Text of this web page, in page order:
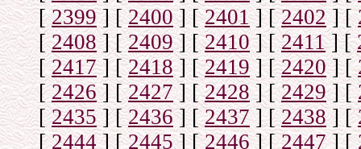
[2399] [2400] [2401] [2402] [
[2408] [2409] [2410] [2411] [
[2417] [2418] [2419] [2420] [
[2426] [2427] [2428] [2429] [
[2435] [2436] [2437] [2438] [
[2444] [2445] [2446] [2447] [